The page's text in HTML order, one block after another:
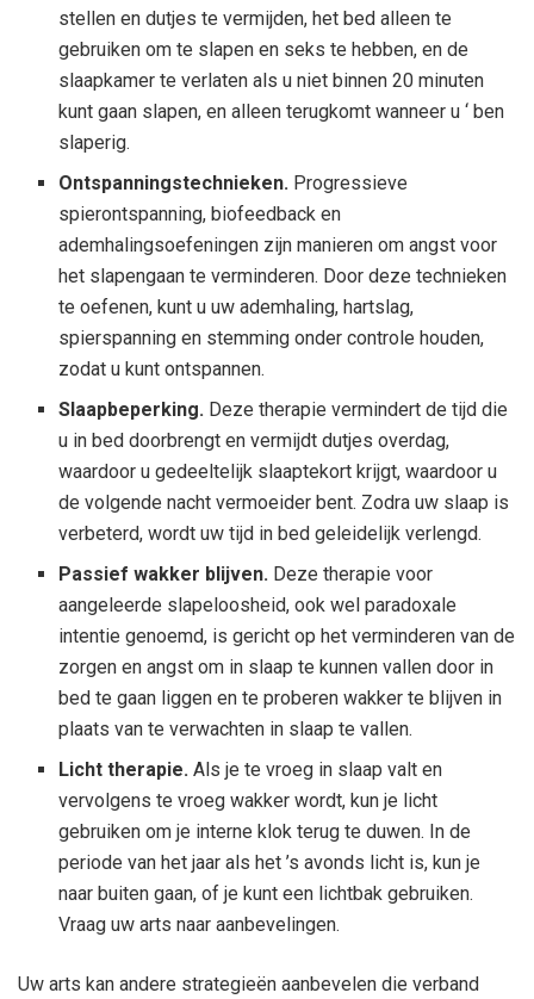
stellen en dutjes te vermijden, het bed alleen te
gebruiken om te slapen en seks te hebben, en de
slaapkamer te verlaten als u niet binnen 20 minuten
kunt gaan slapen, en alleen terugkomt wanneer u ‘ ben
slaperig.
Ontspanningstechnieken. Progressieve
spierontspanning, biofeedback en
ademhalingsoefeningen zijn manieren om angst voor
het slapengaan te verminderen. Door deze technieken
te oefenen, kunt u uw ademhaling, hartslag,
spierspanning en stemming onder controle houden,
zodat u kunt ontspannen.
Slaapbeperking. Deze therapie vermindert de tijd die
u in bed doorbrengt en vermijdt dutjes overdag,
waardoor u gedeeltelijk slaaptekort krijgt, waardoor u
de volgende nacht vermoeider bent. Zodra uw slaap is
verbeterd, wordt uw tijd in bed geleidelijk verlengd.
Passief wakker blijven. Deze therapie voor
aangeleerde slapeloosheid, ook wel paradoxale
intentie genoemd, is gericht op het verminderen van de
zorgen en angst om in slaap te kunnen vallen door in
bed te gaan liggen en te proberen wakker te blijven in
plaats van te verwachten in slaap te vallen.
Licht therapie. Als je te vroeg in slaap valt en
vervolgens te vroeg wakker wordt, kun je licht
gebruiken om je interne klok terug te duwen. In de
periode van het jaar als het ’s avonds licht is, kun je
naar buiten gaan, of je kunt een lichtbak gebruiken.
Vraag uw arts naar aanbevelingen.
Uw arts kan andere strategieën aanbevelen die verband